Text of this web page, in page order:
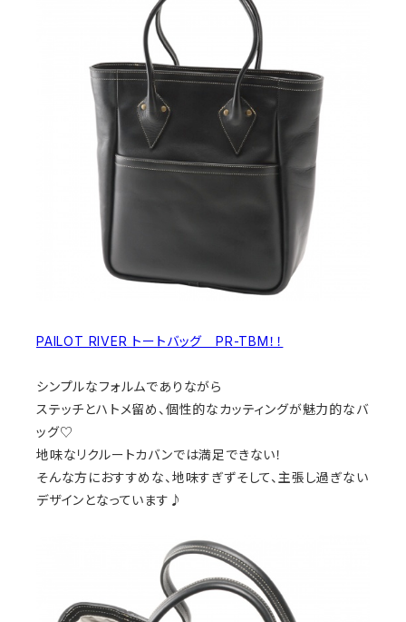
PAILOT RIVER トートバッグ PR-TBM！！
シンプルなフォルムでありながら
ステッチとハトメ留め、個性的なカッティングが魅力的なバ
ッグ♡
地味なリクルートカバンでは満足できない！
そんな方におすすめな、地味すぎずそして、主張し過ぎない
デザインとなっています♪